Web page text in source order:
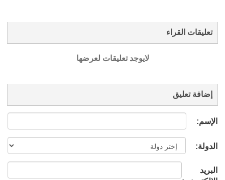
تعليقات القراء
لايوجد تعليقات لعرضها
إضافة تعليق
الإسم:
الدولة:
البريد